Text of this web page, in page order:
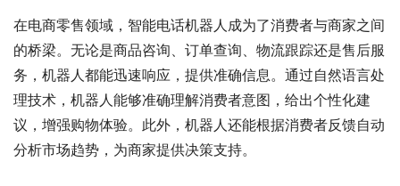
在电商零售领域，智能电话机器人成为了消费者与商家之间
的桥梁。无论是商品咨询、订单查询、物流跟踪还是售后服
务，机器人都能迅速响应，提供准确信息。通过自然语言处
理技术，机器人能够准确理解消费者意图，给出个性化建
议，增强购物体验。此外，机器人还能根据消费者反馈自动
分析市场趋势，为商家提供决策支持。